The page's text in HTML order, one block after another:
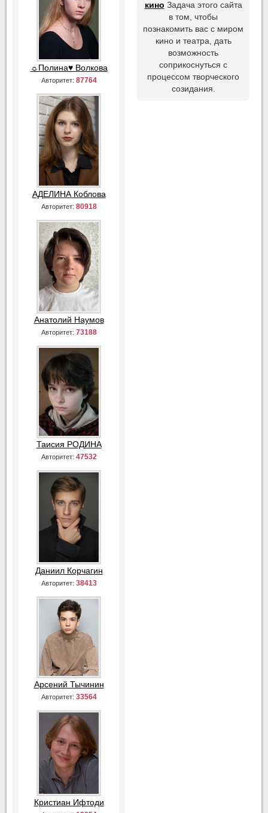
☼Полина♥ Волкова
Авторитет: 87764
АДЕЛИНА Коблова
Авторитет: 80918
Анатолий Наумов
Авторитет: 73188
Таисия РОДИНА
Авторитет: 47532
Даниил Корчагин
Авторитет: 38413
Арсений Тычинин
Авторитет: 33564
Кристиан Ифтоди
кино Задача этого сайта
в том, чтобы
познакомить вас с миром
кино и театра, дать
возможность
соприкоснуться с
процессом творческого
созидания.